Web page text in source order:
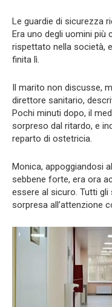
Le guardie di sicurezza
Era uno degli uomini
rispettato nella società,
finita lì.
Il marito non discusse,
direttore sanitario,
Pochi minuti dopo, il
sorpreso dal ritardo, e
reparto di ostetricia.
Monica, appoggiandosi
sebbene forte, era ora
essere al sicuro. Tutti
sorpresa all’attenzione